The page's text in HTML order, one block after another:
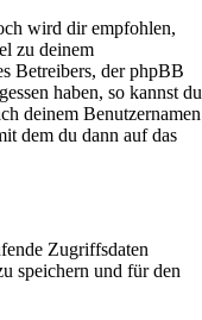
wird dir empfohlen,
zu deinem
Betreibers, der phpBB
haben, so kannst du
deinem Benutzernamen
dem du dann auf das
Zugriffsdaten
speichern und für den